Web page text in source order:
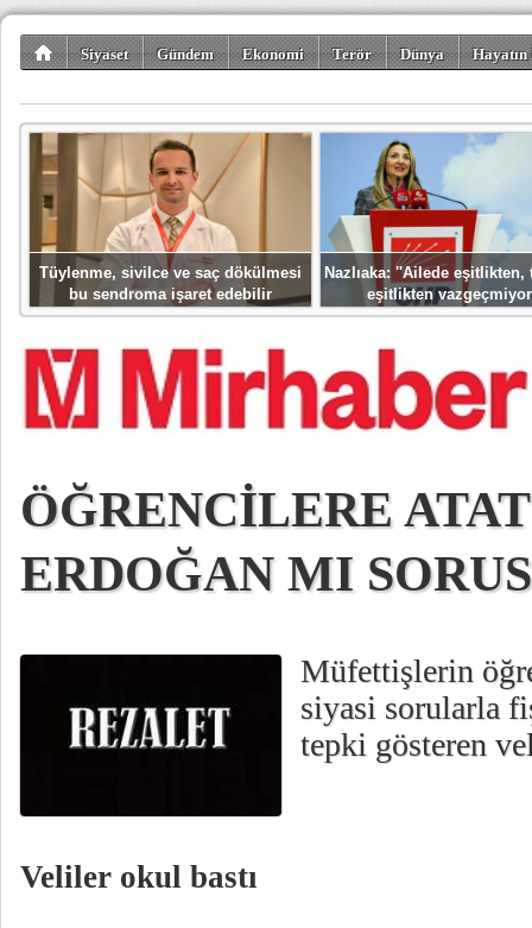
Siyaset Gündem Ekonomi Terör Dünya
Tüylenme, sivilce ve saç dökülmesi
bu sendroma işaret edebilir
Nazlıaka: ''Ailede eşitlikten,
eşitlikten
ÖĞRENCİLERE
ERDOĞAN MI
Müfettişlerin
siyasi sorularla
tepki gösteren
Veliler okul bastı